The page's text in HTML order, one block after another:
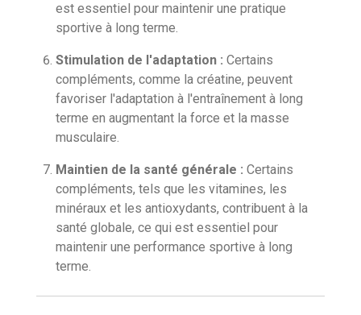
est essentiel pour maintenir une pratique
sportive à long terme.
Stimulation de l'adaptation : Certains
compléments, comme la créatine, peuvent
favoriser l'adaptation à l'entraînement à long
terme en augmentant la force et la masse
musculaire.
Maintien de la santé générale : Certains
compléments, tels que les vitamines, les
minéraux et les antioxydants, contribuent à la
santé globale, ce qui est essentiel pour
maintenir une performance sportive à long
terme.